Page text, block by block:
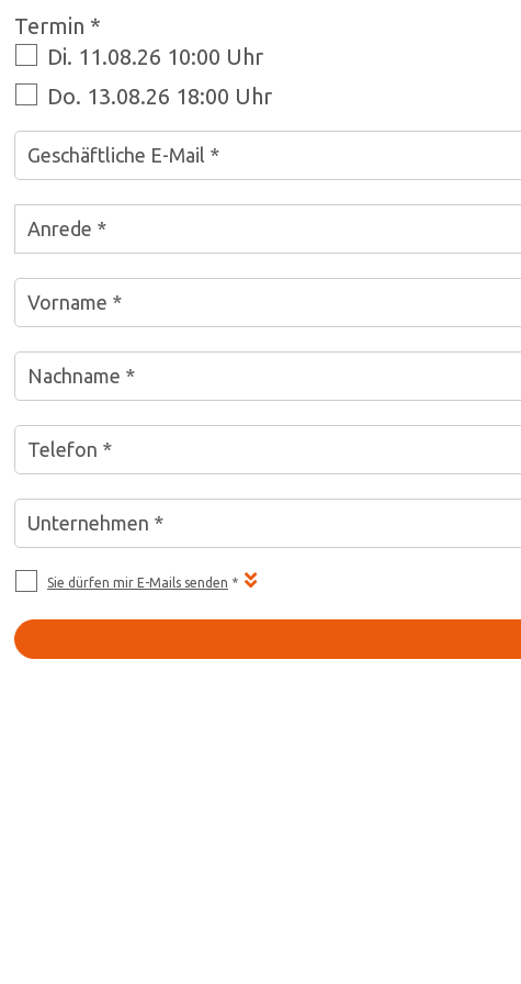
Termin *
Di. 11.08.26 10:00 Uhr
Do. 13.08.26 18:00 Uhr
Geschäftliche E-Mail *
Anrede *
Vorname *
Nachname *
Telefon *
Unternehmen *
Sie dürfen mir E-Mails senden *